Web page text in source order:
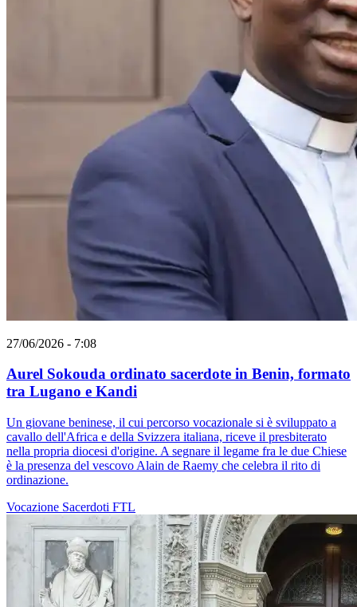
27/06/2026 - 7:08
Aurel Sokouda ordinato sacerdote in Benin, formato
tra Lugano e Kandi
Un giovane beninese, il cui percorso vocazionale si è sviluppato a
cavallo dell'Africa e della Svizzera italiana, riceve il presbiterato
nella propria diocesi d'origine. A segnare il legame fra le due Chiese
è la presenza del vescovo Alain de Raemy che celebra il rito di
ordinazione.
Vocazione Sacerdoti FTL